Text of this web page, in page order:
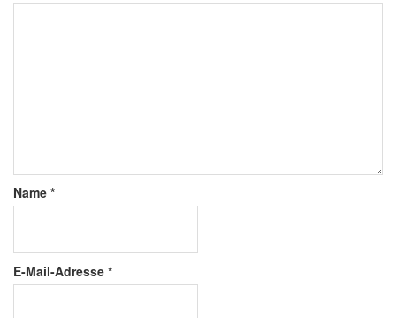
Name *
E-Mail-Adresse *